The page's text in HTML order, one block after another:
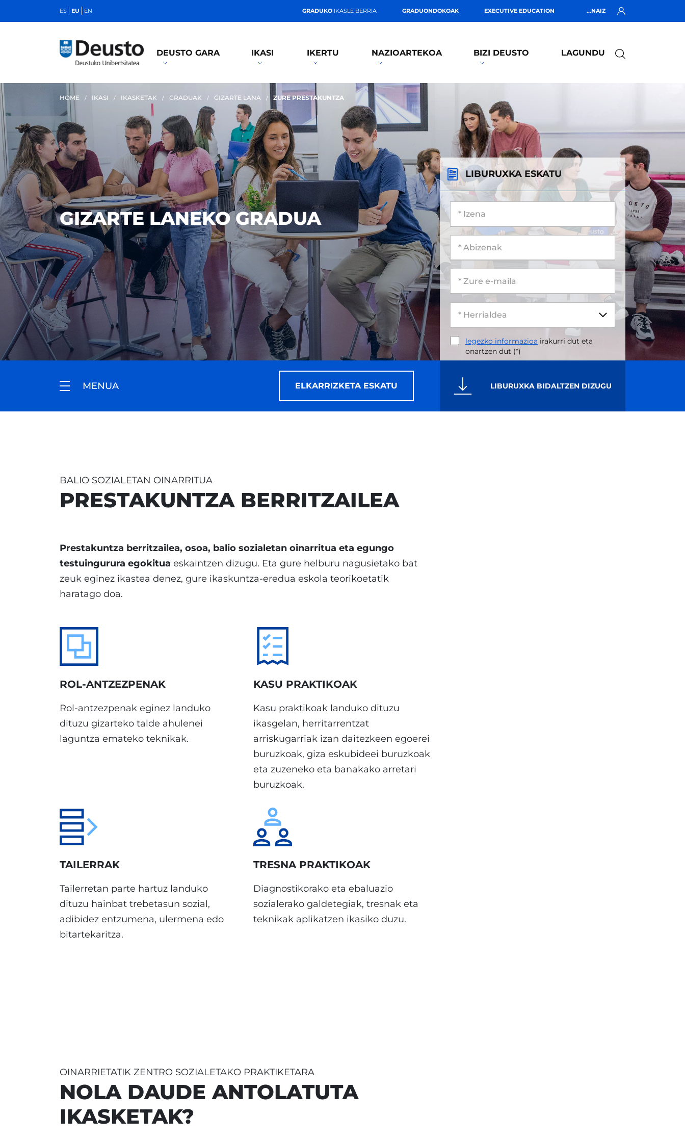
ES EU EN GRADUKO IKASLE BERRIA GRADUONDOKOAK EXECUTIVE EDUCATION ...NAIZ
DEUSTO GARA IKASI IKERTU NAZIOARTEKOA BIZI DEUSTO LAGUNDU
HOME IKASI IKASKETAK GRADUAK GIZARTE LANA ZURE PRESTAKUNTZA
GIZARTE LANEKO GRADUA
MENUA ELKARRIZKETA ESKATU
LIBURUXKA ESKATU
legezko informazioa irakurri dut eta
onartzen dut (*)
LIBURUXKA BIDALTZEN DIZUGU
BALIO SOZIALETAN OINARRITUA
PRESTAKUNTZA BERRITZAILEA
Prestakuntza berritzailea, osoa, balio sozialetan oinarritua eta egungo
testuingurura egokitua eskaintzen dizugu. Eta gure helburu nagusietako bat
zeuk eginez ikastea denez, gure ikaskuntza-eredua eskola teorikoetatik
haratago doa.
ROL-ANTZEZPENAK
Rol-antzezpenak eginez landuko
dituzu gizarteko talde ahulenei
laguntza emateko teknikak.
KASU PRAKTIKOAK
Kasu praktikoak landuko dituzu
ikasgelan, herritarrentzat
arriskugarriak izan daitezkeen egoerei
buruzkoak, giza eskubideei buruzkoak
eta zuzeneko eta banakako arretari
buruzkoak.
TAILERRAK
Tailerretan parte hartuz landuko
dituzu hainbat trebetasun sozial,
adibidez entzumena, ulermena edo
bitartekaritza.
TRESNA PRAKTIKOAK
Diagnostikorako eta ebaluazio
sozialerako galdetegiak, tresnak eta
teknikak aplikatzen ikasiko duzu.
OINARRIETATIK ZENTRO SOZIALETAKO PRAKTIKETARA
NOLA DAUDE ANTOLATUTA
IKASKETAK?